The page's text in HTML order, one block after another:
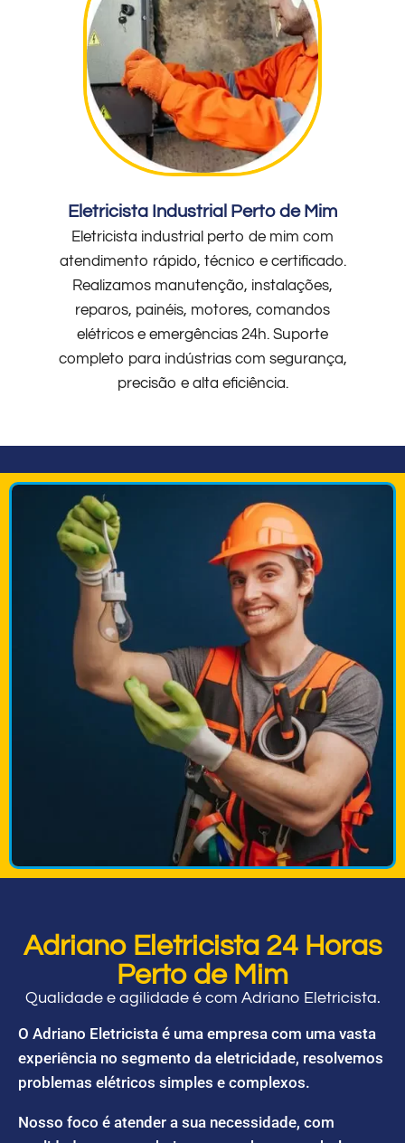
Eletricista Industrial Perto de Mim
Eletricista industrial perto de mim com
atendimento rápido, técnico e certificado.
Realizamos manutenção, instalações,
reparos, painéis, motores, comandos
elétricos e emergências 24h. Suporte
completo para indústrias com segurança,
precisão e alta eficiência.
Adriano Eletricista 24 Horas
Perto de Mim
Qualidade e agilidade é com Adriano Eletricista.
O Adriano Eletricista é uma empresa com uma vasta
experiência no segmento da eletricidade, resolvemos
problemas elétricos simples e complexos.
Nosso foco é atender a sua necessidade, com